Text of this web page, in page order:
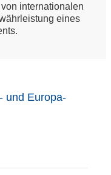
internationalen
eines
und Europa-